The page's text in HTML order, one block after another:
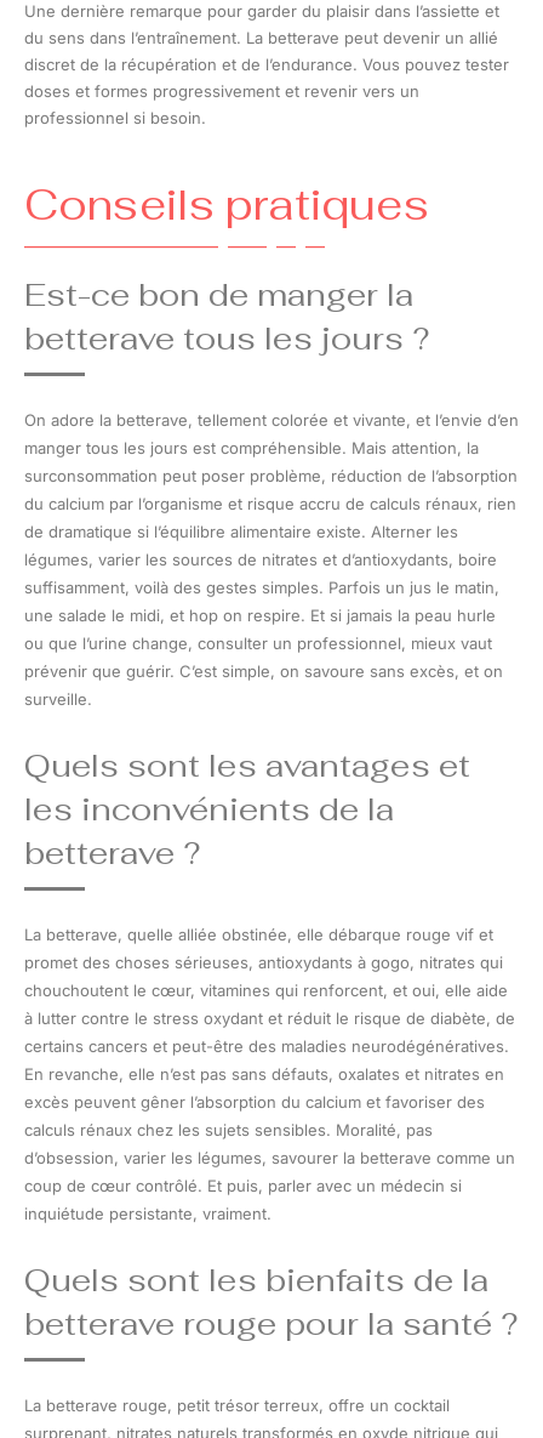
Une dernière remarque pour garder du plaisir dans l’assiette et
du sens dans l’entraînement. La betterave peut devenir un allié
discret de la récupération et de l’endurance. Vous pouvez tester
doses et formes progressivement et revenir vers un
professionnel si besoin.
Conseils pratiques
Est-ce bon de manger la
betterave tous les jours ?
On adore la betterave, tellement colorée et vivante, et l’envie d’en
manger tous les jours est compréhensible. Mais attention, la
surconsommation peut poser problème, réduction de l’absorption
du calcium par l’organisme et risque accru de calculs rénaux, rien
de dramatique si l’équilibre alimentaire existe. Alterner les
légumes, varier les sources de nitrates et d’antioxydants, boire
suffisamment, voilà des gestes simples. Parfois un jus le matin,
une salade le midi, et hop on respire. Et si jamais la peau hurle
ou que l’urine change, consulter un professionnel, mieux vaut
prévenir que guérir. C’est simple, on savoure sans excès, et on
surveille.
Quels sont les avantages et
les inconvénients de la
betterave ?
La betterave, quelle alliée obstinée, elle débarque rouge vif et
promet des choses sérieuses, antioxydants à gogo, nitrates qui
chouchoutent le cœur, vitamines qui renforcent, et oui, elle aide
à lutter contre le stress oxydant et réduit le risque de diabète, de
certains cancers et peut-être des maladies neurodégénératives.
En revanche, elle n’est pas sans défauts, oxalates et nitrates en
excès peuvent gêner l’absorption du calcium et favoriser des
calculs rénaux chez les sujets sensibles. Moralité, pas
d’obsession, varier les légumes, savourer la betterave comme un
coup de cœur contrôlé. Et puis, parler avec un médecin si
inquiétude persistante, vraiment.
Quels sont les bienfaits de la
betterave rouge pour la santé ?
La betterave rouge, petit trésor terreux, offre un cocktail
surprenant, nitrates naturels transformés en oxyde nitrique qui